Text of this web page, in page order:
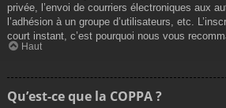
privée, l’envoi de courriers électroniques aux
l’adhésion à un groupe d’utilisateurs, etc.
court instant, c’est pourquoi nous vous
Haut
Qu’est-ce que la COPPA ?